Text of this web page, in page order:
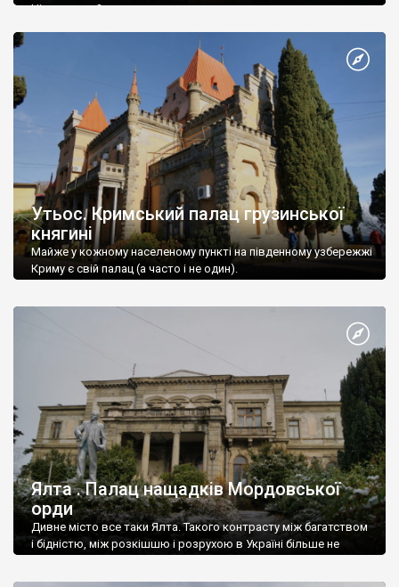
Ніжин греки?
Утьос. Кримський палац грузинської
княгині
Майже у кожному населеному пункті на південному узбережжі
Криму є свій палац (а часто і не один).
Ялта . Палац нащадків Мордовської
орди
Дивне місто все таки Ялта. Такого контрасту між багатством
і бідністю, між розкішшю і розрухою в Україні більше не